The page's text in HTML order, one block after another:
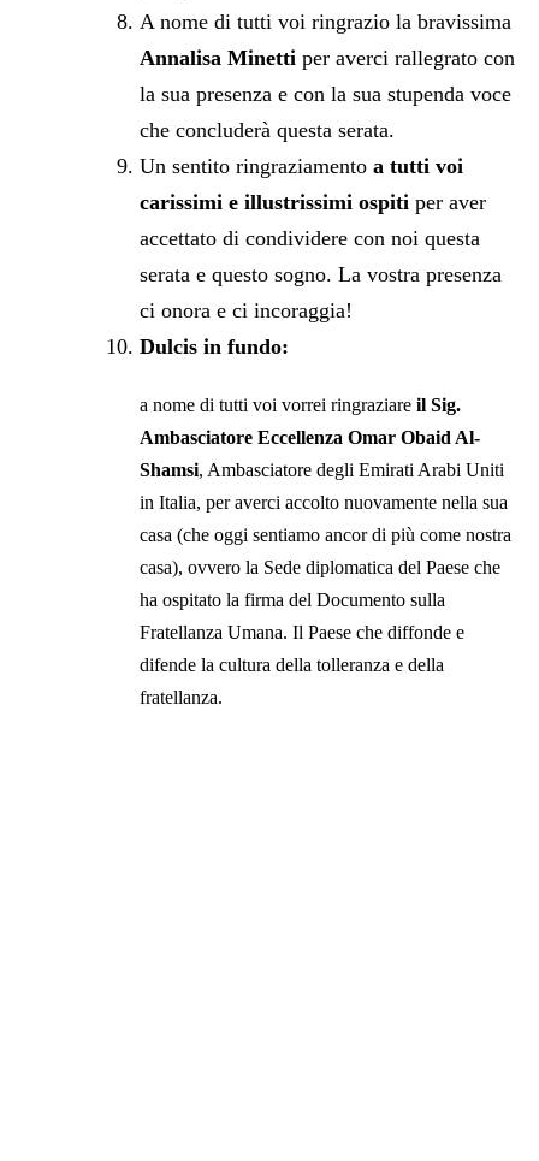
A nome di tutti voi ringrazio la bravissima
Annalisa Minetti per averci rallegrato con
la sua presenza e con la sua stupenda voce
che concluderà questa serata.
Un sentito ringraziamentoa tutti voi
carissimi e illustrissimi ospiti per aver
accettato di condividere con noi questa
serata e questo sogno. La vostra presenza
ci onora e ci incoraggia!
Dulcis in fundo:
a nome di tutti voi vorrei ringraziareil Sig.
Ambasciatore Eccellenza Omar Obaid Al-
Shamsi, Ambasciatore degli Emirati Arabi Uniti
in Italia, per averci accolto nuovamente nella sua
casa (che oggi sentiamo ancor di più come nostra
casa), ovvero la Sede diplomatica del Paese che
ha ospitato la firma del Documento sulla
Fratellanza Umana. Il Paese che diffonde e
difende la cultura della tolleranza e della
fratellanza.